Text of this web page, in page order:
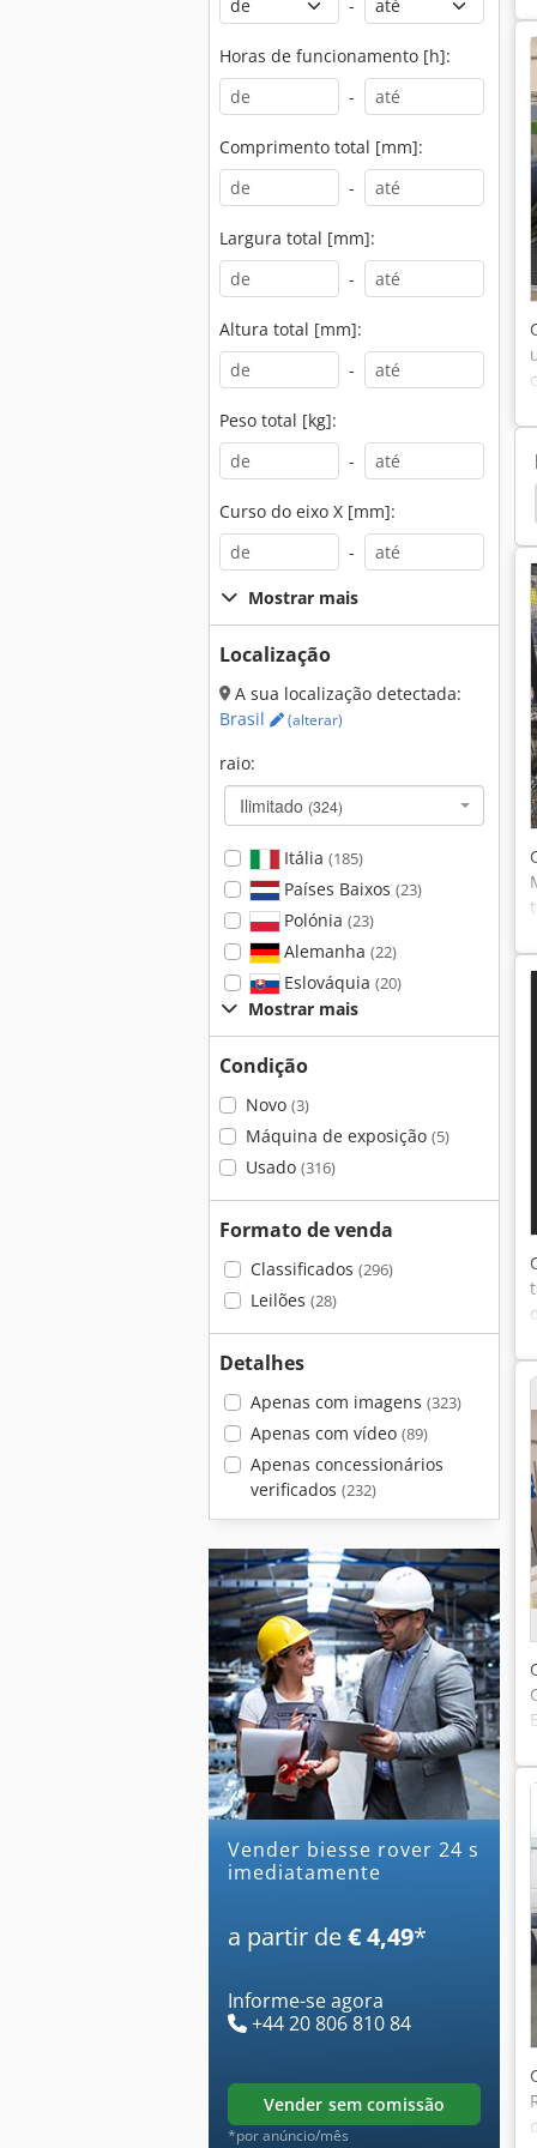
-
Horas de funcionamento [h]:
-
Comprimento total [mm]:
-
Largura total [mm]:
-
Altura total [mm]:
-
Peso total [kg]:
-
Curso do eixo X [mm]:
-
Mostrar mais
Localização
A sua localização detectada:
Brasil
(alterar)
raio:
Ilimitado (324)
Itália (185)
Países Baixos (23)
Polónia (23)
Alemanha (22)
Eslováquia (20)
Mostrar mais
Condição
Novo (3)
Máquina de exposição (5)
Usado (316)
Formato de venda
Classificados (296)
Leilões (28)
Detalhes
Apenas com imagens (323)
Apenas com vídeo (89)
Apenas concessionários
verificados (232)
Vender biesse rover 24 s
imediatamente
a partir de€ 4,49*
Informe-se agora
+44 20 806 810 84
vender sem comissão
*por anúncio/mês
Maka Masterwood Winner Morbidelli Autor 502